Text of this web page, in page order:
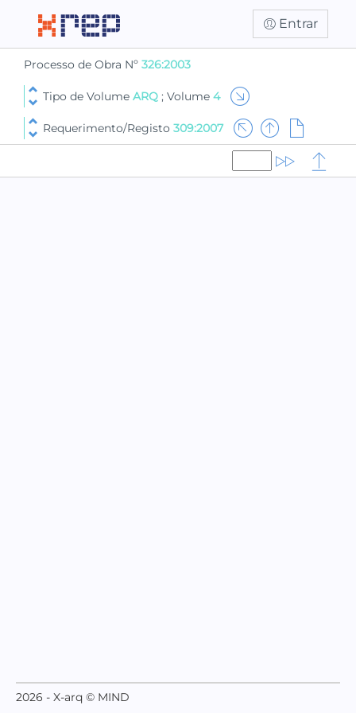
Entrar
Processo de Obra Nº 326:2003
Tipo de Volume ARQ ; Volume 4
Requerimento/Registo 309:2007
2026 - X-arq © MIND